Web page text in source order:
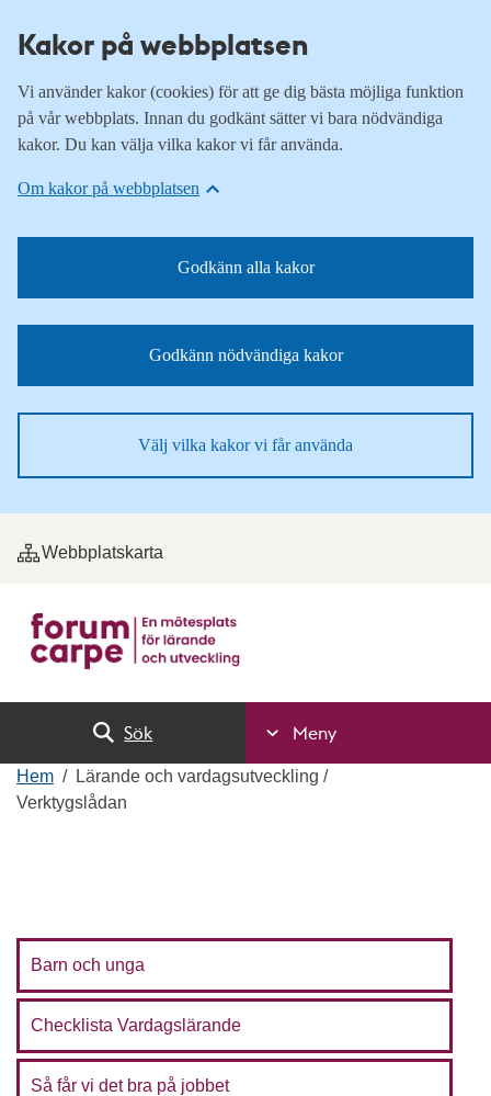
Kakor på webbplatsen
Vi använder kakor (cookies) för att ge dig bästa möjliga funktion
på vår webbplats. Innan du godkänt sätter vi bara nödvändiga
kakor. Du kan välja vilka kakor vi får använda.
Om kakor på webbplatsen
Godkänn alla kakor
Godkänn nödvändiga kakor
Välj vilka kakor vi får använda
Webbplatskarta
Sök Meny
Hem
Lärande och vardagsutveckling
Verktygslådan
Barn och unga
Checklista Vardagslärande
Så får vi det bra på jobbet